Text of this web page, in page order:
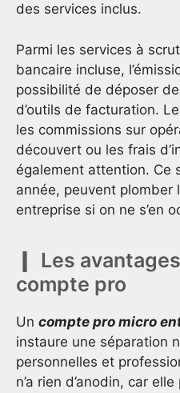
des services inclus.
Parmi les services à
bancaire incluse,
possibilité de déposer
d’outils de facturation.
les commissions sur
découvert ou les frais
également attention. Ce
année, peuvent
entreprise si on ne s’en
Les
compte pro
Un compte pro micro
instaure une séparation
personnelles et
n’a rien d’anodin, car